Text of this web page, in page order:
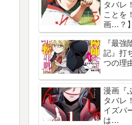
タバレ
ことを
画…？】
『最強
記』打
つの理
漫画『
タバレ
イズパ
は…